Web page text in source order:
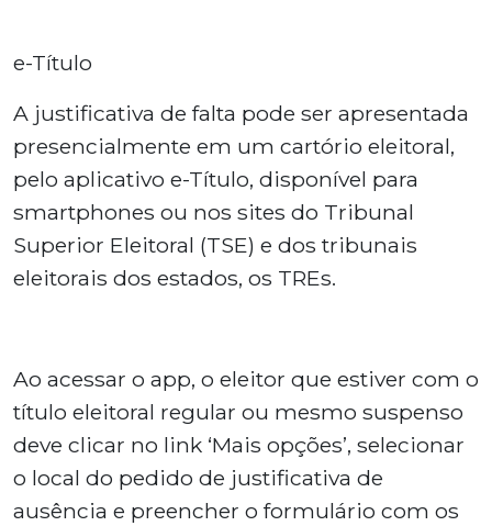
e-Título
A justificativa de falta pode ser apresentada
presencialmente em um cartório eleitoral,
pelo aplicativo e-Título, disponível para
smartphones ou nos sites do Tribunal
Superior Eleitoral (TSE) e dos tribunais
eleitorais dos estados, os TREs.
Ao acessar o app, o eleitor que estiver com o
título eleitoral regular ou mesmo suspenso
deve clicar no link ‘Mais opções’, selecionar
o local do pedido de justificativa de
ausência e preencher o formulário com os